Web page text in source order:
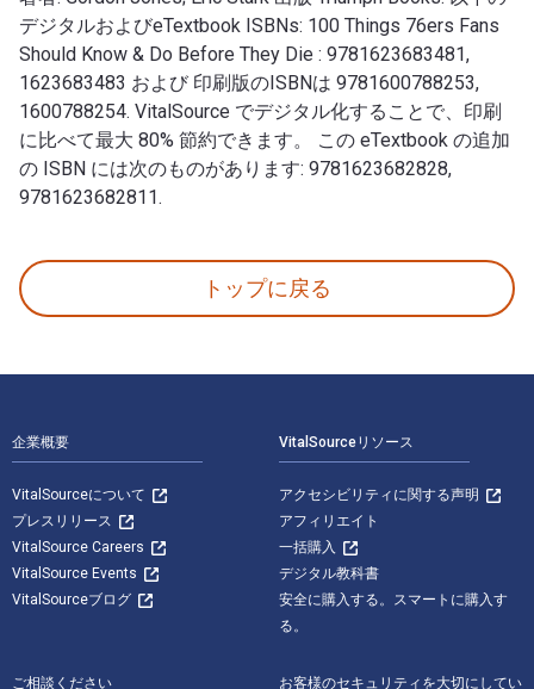
デジタルおよびeTextbook ISBNs: 100 Things 76ers Fans
Should Know & Do Before They Die : 9781623683481,
1623683483 および 印刷版のISBNは 9781600788253,
1600788254. VitalSource でデジタル化することで、印刷
に比べて最大 80% 節約できます。 この eTextbook の追加
の ISBN には次のものがあります: 9781623682828,
9781623682811.
トップに戻る
企業概要
VitalSourceについて
プレスリリース
VitalSource Careers
VitalSource Events
VitalSourceブログ
VitalSourceリソース
アクセシビリティに関する声明
アフィリエイト
一括購入
デジタル教科書
安全に購入する。スマートに購入す
る。
ご相談ください お客様のセキュリティを大切にしてい